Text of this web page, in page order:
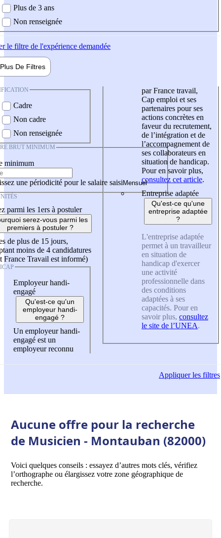
Plus de 3 ans
Non renseignée
le filtre de l'expérience demandée
Plus De Filtres
Cadre
Non cadre
Non renseignée
BRUT MINIMUM
minimum
une périodicité pour le salaire saisi
parmi les 1ers à postuler
serez-vous parmi les
premiers à postuler ?
de plus de 15 jours,
moins de 4 candidatures
France Travail est informé)
Employeur handi-
engagé
Qu'est-ce qu'un
employeur handi-
engagé ?
Un employeur handi-
engagé est un
employeur reconnu
par France travail,
Cap emploi et ses
partenaires pour ses
actions concrètes en
faveur du recrutement,
de l’intégration et de
l’accompagnement de
ses collaborateurs en
situation de handicap.
Pour en savoir plus,
consultez cet article.
Entreprise adaptée
Qu'est-ce qu'une
entreprise adaptée
?
L'entreprise adaptée
permet à un travailleur
en situation de
handicap d'exercer
une activité
professionnelle dans
des conditions
adaptées à ses
capacités. Pour en
savoir plus, consultez
le site de l’UNEA.
Appliquerles filtres
Aucune offre pour la recherche
de Musicien - Montauban (82000)
Voici quelques conseils : essayez d’autres mots clés, vérifiez
l’orthographe ou élargissez votre zone géographique de
recherche.